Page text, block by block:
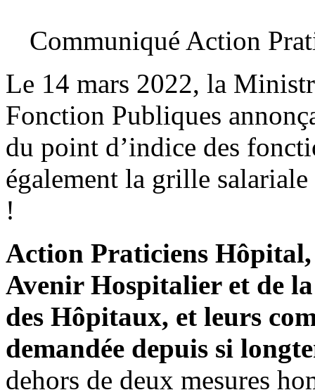
Communiqué Action
Le 14 mars 2022, la
Fonction Publiques
du point d’indice des
également la grille
!
Action Praticiens
Avenir Hospitalier et de
des Hôpitaux, et leurs
demandée depuis si
dehors de deux mesures